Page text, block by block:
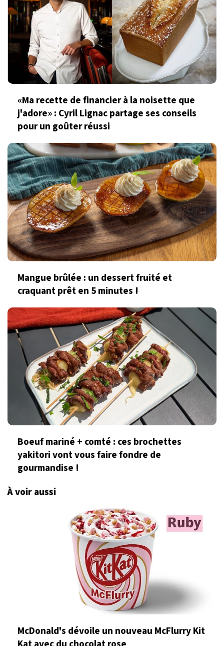
«Ma recette de financier à la noisette que
j'adore» : Cyril Lignac partage ses conseils
pour un goûter réussi
Mangue brûlée : un dessert fruité et
craquant prêt en 5 minutes !
Boeuf mariné + comté : ces brochettes
yakitori vont vous faire fondre de
gourmandise !
À voir aussi
McDonald's dévoile un nouveau McFlurry Kit